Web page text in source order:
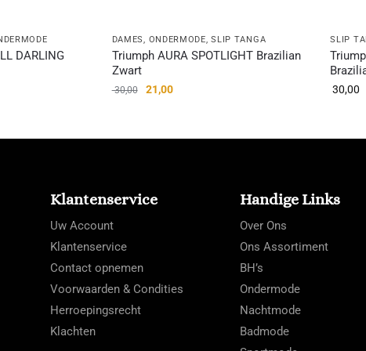
DARLING
DAMES, ONDERMODE,SLIP TANGA
Triumph AURA SPOTLIGHT Brazilian
Zwart
30,00 21,00
SLIP
30,00
Klantenservice
Uw Account
Klantenservice
Contact opnemen
Voorwaarden & Condities
Herroepingsrecht
Klachten
Handige Links
Over Ons
Ons Assortiment
BH’s
Ondermode
Nachtmode
Badmode